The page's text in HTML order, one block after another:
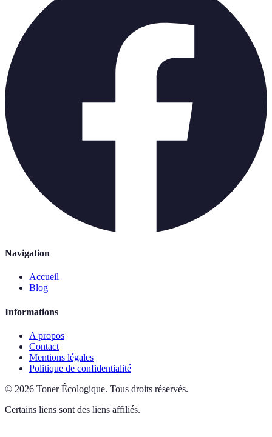
Navigation
Accueil
Blog
Informations
A propos
Contact
Mentions légales
Politique de confidentialité
© 2026 Toner Écologique. Tous droits réservés.
Certains liens sont des liens affiliés.